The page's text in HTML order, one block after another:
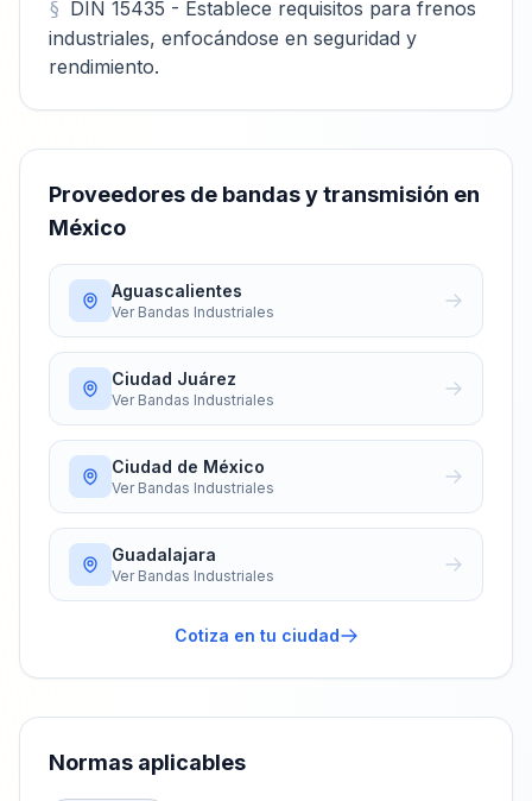
DIN 15435 - Establece requisitos para frenos
industriales, enfocándose en seguridad y
rendimiento.
Proveedores de bandas y transmisión en
México
Aguascalientes
Ver Bandas Industriales
Ciudad Juárez
Ver Bandas Industriales
Ciudad de México
Ver Bandas Industriales
Guadalajara
Ver Bandas Industriales
Cotiza en tu ciudad
Normas aplicables